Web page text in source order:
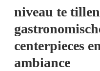
niveau te
centerpieces
ambiance